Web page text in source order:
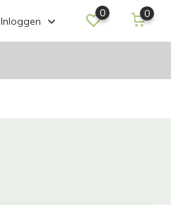
Inloggen
0 0